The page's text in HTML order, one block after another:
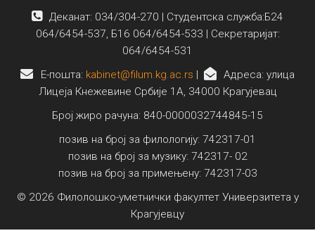
Деканат: 034/304-270 | Студентска служба:Б24
064/6454-537, Б16 064/6454-533 | Секретаријат:
064/6454-531
E-пошта: kabinet@filum.kg.ac.rs |
Адреса: улица
Лицеја Кнежевине Србије 1А, 34000 Крагујевац
Број жиро рачуна: 840-0000032744845-15
позив на број за филологију: 742317-01
позив на број за музику: 742317- 02
позив на број за примењену: 742317-03
© 2026 Филолошко-уметнички факултет Универзитета у
Крагујевцу